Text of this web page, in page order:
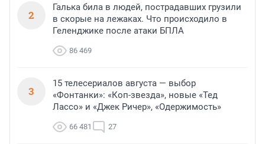
2
Галька била в людей, пострадавших грузили
в скорые на лежаках. Что происходило в
Геленджике после атаки БПЛА
86 469
3
15 телесериалов августа — выбор
«Фонтанки»: «Коп-звезда», новые «Тед
Лассо» и «Джек Ричер», «Одержимость»
66 481 27